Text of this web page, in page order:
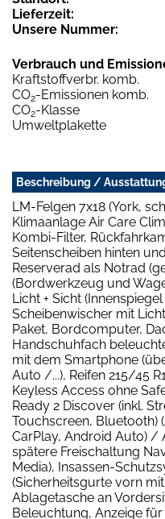
Lieferzeit:
Unsere Nummer:
Verbrauch und
Kraftstoffverbr. komb.
CO2-Emissionen komb.
CO2-Klasse
Umweltplakette
Beschreibung /
LM-Felgen 7x18 (York,
Klimaanlage Air Care
Kombi-Filter,
Seitenscheiben hinten
Reserverad als Notrad
(Bordwerkzeug und
Licht + Sicht
Scheibenwischer mit
Paket, Bordcomputer,
Handschuhfach
mit dem Smartphone
Auto /...), Reifen 215/45
Keyless Access ohne
Ready 2 Discover (inkl.
Touchscreen, Bluetooth)
CarPlay, Android Auto) /
spätere Freischaltung
Media), Insassen-
(Sicherheitsgurte vorn
Ablagetasche an
Beleuchtung, Anzeige